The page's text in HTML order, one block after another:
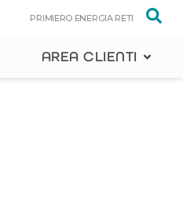
PRIMIERO ENERGIA RETI
AREA CLIENTI